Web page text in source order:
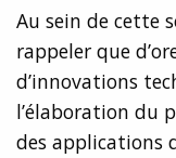
Au sein de cette
rappeler que
d’innovations
l’élaboration du
des applications